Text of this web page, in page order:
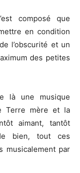
composé que
en condition
l’obscurité et un
des petites
là une musique
Terre mère et la
aimant, tantôt
bien, tout ces
musicalement par